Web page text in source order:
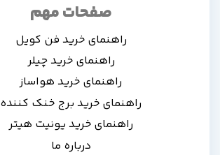
صفحات مهم
راهنمای خرید فن کویل
راهنمای خرید چیلر
راهنمای خرید هواساز
راهنمای خرید برج خنک کننده
راهنمای خرید یونیت هیتر
درباره ما